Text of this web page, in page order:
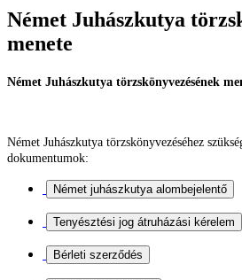
Német Juhászkutya
menete
Német Juhászkutya törzskönyvezésének
Német Juhászkutya törzskönyvezéséhez
dokumentumok: